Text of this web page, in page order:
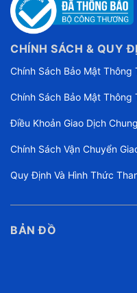
CHÍNH SÁCH & QUY
Chính Sách Bảo Mật Thông
Chính Sách Bảo Mật Thông
Điều Khoản Giao Dịch Chung
Chính Sách Vận Chuyển
Quy Định Và Hình Thức
BẢN ĐỒ